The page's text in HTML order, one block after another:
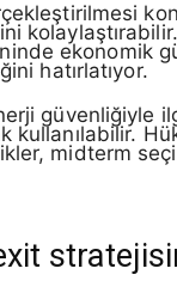
ekonomik
hatırlatıyor.
güvenliğiyle
midterm